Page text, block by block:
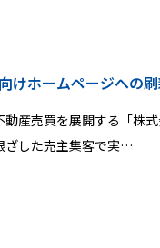
けホームページへの
産売買を展開する「株
ざした売主集客で実…